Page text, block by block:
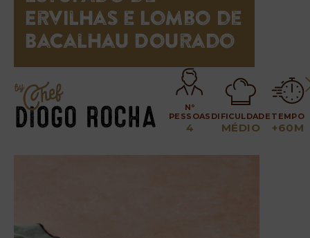
Ervilhas e Lombo de
Bacalhau Dourado
Nº
PESSOAS
4
DIFICULDADE
MÉDIO
TEMPO
+60M